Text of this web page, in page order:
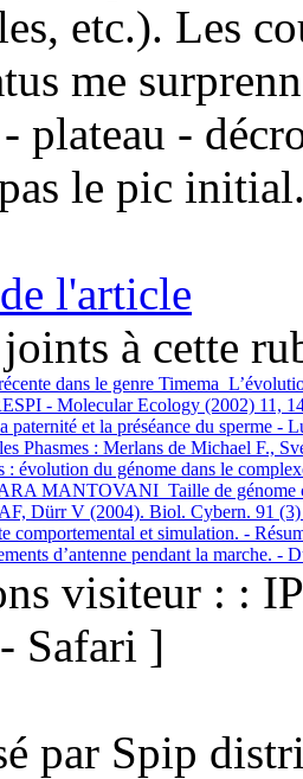
etc.). Les
me
plateau -
le pic
l'article
à cette
dans le genre Timema
- Molecular Ecology (2002) 11,
la paternité et la préséance du
les Phasmes : Merlans de Michael
: évolution du génome dans le
MANTOVANI Taille de génome
AF, Dürr V (2004). Biol. Cybern. 91
comportemental et simulation. -
d’antenne pendant la marche.
visiteur : :
Safari ]
par Spip